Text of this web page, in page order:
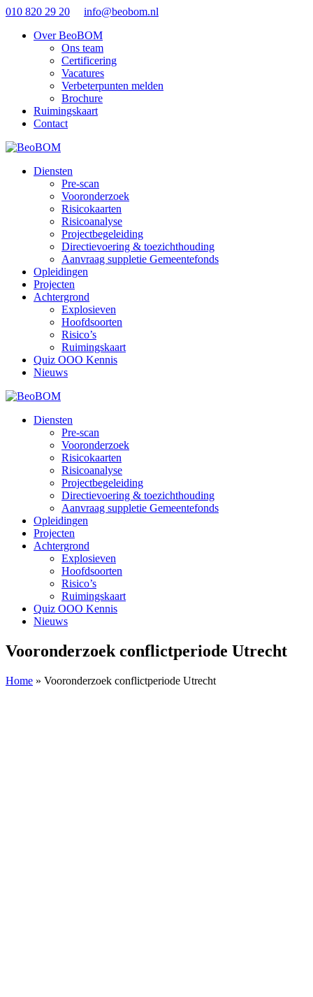
010 820 29 20
info@beobom.nl
Over BeoBOM
Ons team
Certificering
Vacatures
Verbeterpunten melden
Brochure
Ruimingskaart
Contact
Diensten
Pre-scan
Vooronderzoek
Risicokaarten
Risicoanalyse
Projectbegeleiding
Directievoering & toezichthouding
Aanvraag suppletie Gemeentefonds
Opleidingen
Projecten
Achtergrond
Explosieven
Hoofdsoorten
Risico’s
Ruimingskaart
Quiz OOO Kennis
Nieuws
Diensten
Pre-scan
Vooronderzoek
Risicokaarten
Risicoanalyse
Projectbegeleiding
Directievoering & toezichthouding
Aanvraag suppletie Gemeentefonds
Opleidingen
Projecten
Achtergrond
Explosieven
Hoofdsoorten
Risico’s
Ruimingskaart
Quiz OOO Kennis
Nieuws
Vooronderzoek conflictperiode Utrecht
Home » Vooronderzoek conflictperiode Utrecht